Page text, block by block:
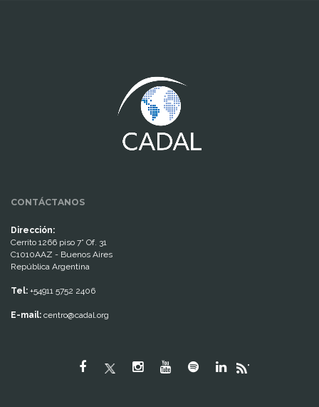
CONTÁCTANOS
Dirección:
Cerrito 1266 piso 7° Of. 31
C1010AAZ - Buenos Aires
República Argentina
Tel: +54911 5752 2406
E-mail: centro@cadal.org
"